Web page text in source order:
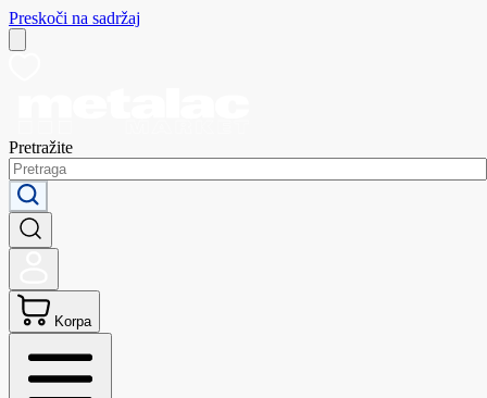
Preskoči na sadržaj
Pretražite
Korpa